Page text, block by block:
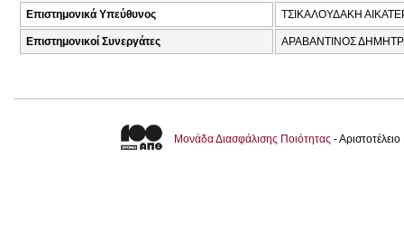
Επιστημονικά Υπεύθυνος ΤΣΙΚΑΛΟΥΔΑΚΗ
Επιστημονικοί Συνεργάτες ΑΡΑΒΑΝΤΙΝΟΣ
Μονάδα Διασφάλισης Ποιότητας -